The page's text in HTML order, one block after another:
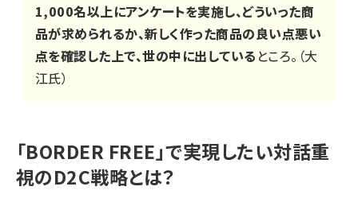
1,000名以上にアンケートを実施し、どういった商
品が求められるか、新しく作った商品の良い点悪い
点を確認した上で、世の中に出している ところ。（大
江氏）
「BORDER FREE」で実現したい対話重
視のD2C戦略とは？